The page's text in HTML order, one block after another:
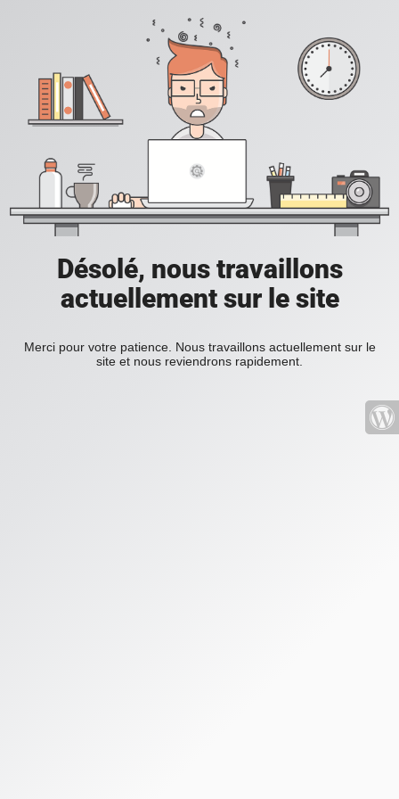
Désolé, nous travaillons
actuellement sur le site
Merci pour votre patience. Nous travaillons actuellement sur le
site et nous reviendrons rapidement.